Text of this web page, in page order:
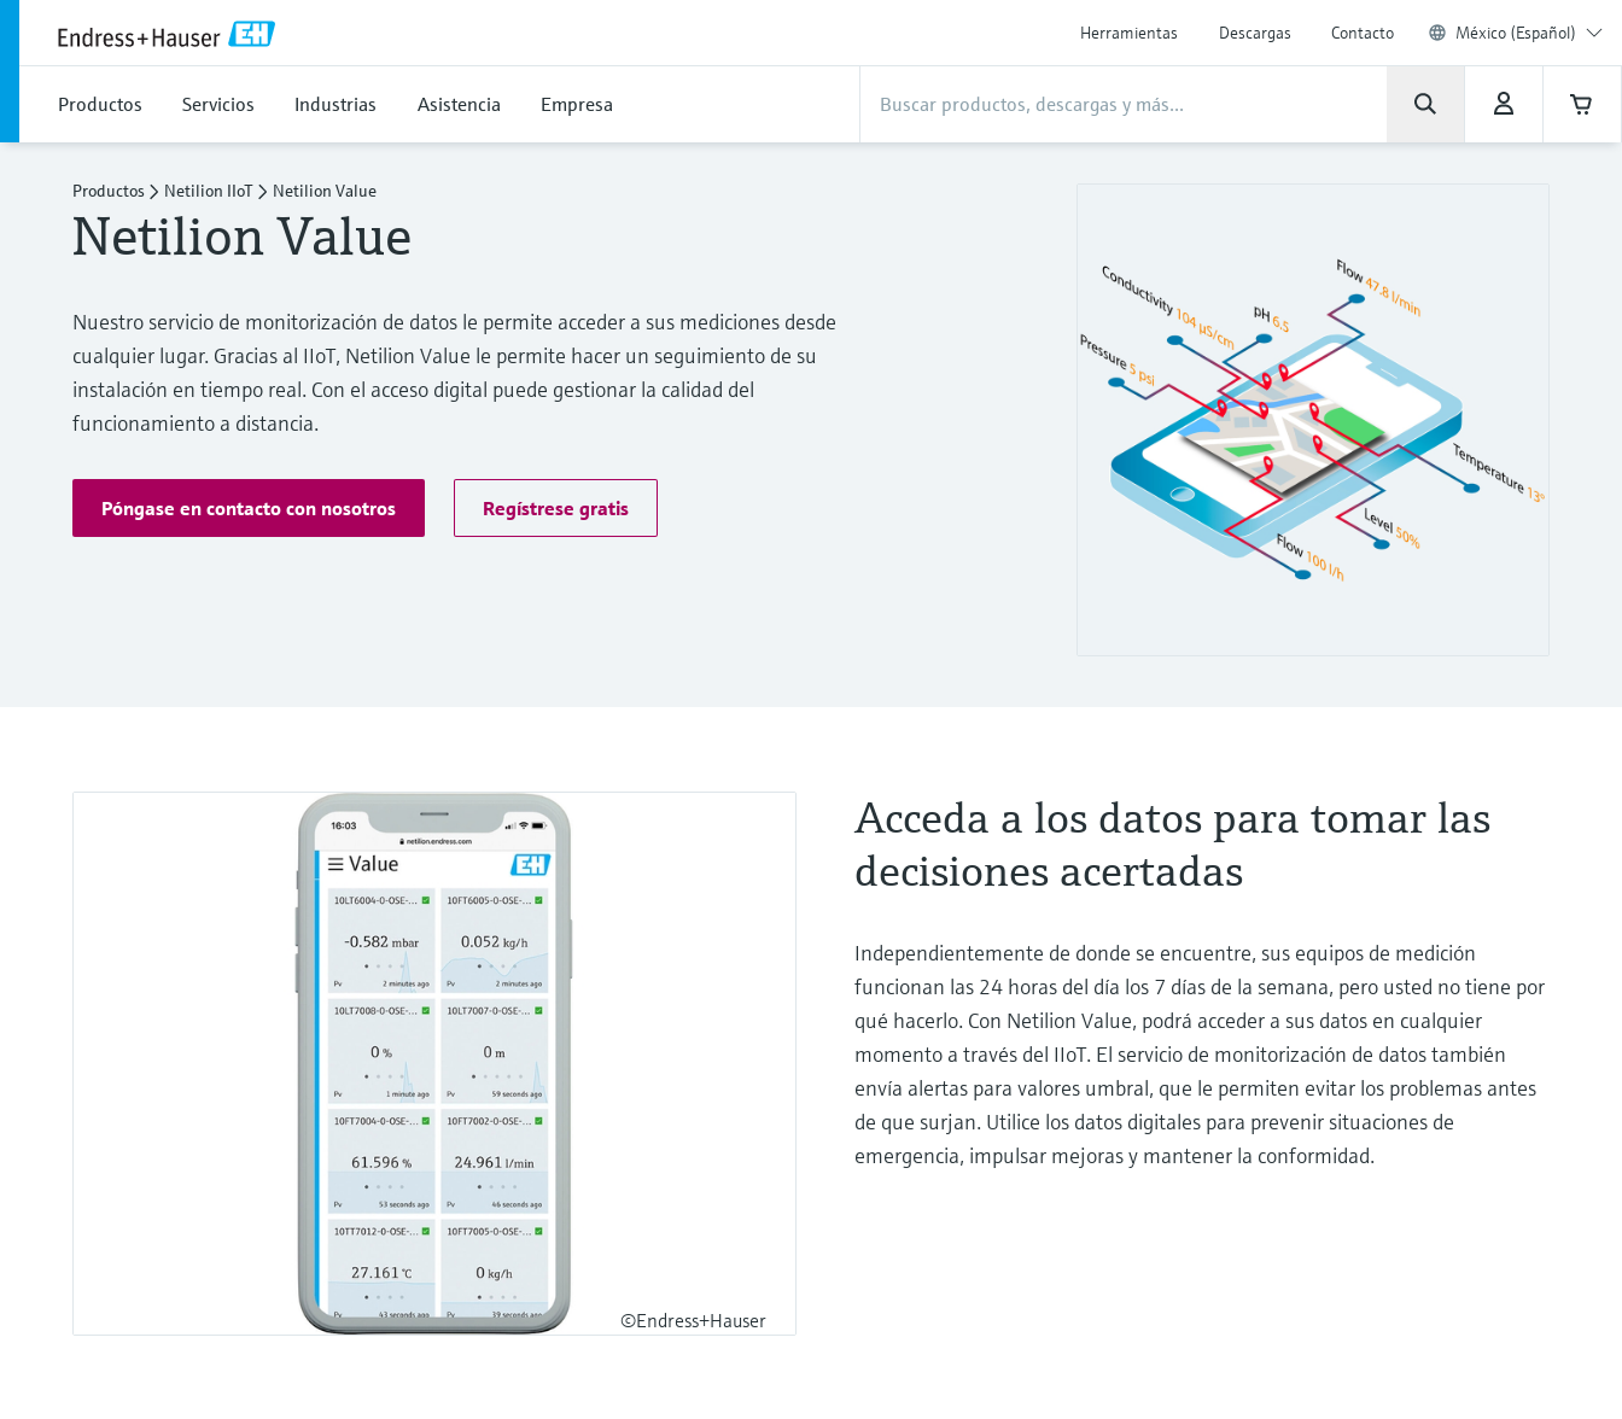
Herramientas Descargas Contacto México (Español)
Productos Servicios Industrias Asistencia Empresa
Productos Netilion IIoT Netilion Value
Netilion Value
Nuestro servicio de monitorización de datos le permite acceder a sus mediciones desde
cualquier lugar. Gracias al IIoT, Netilion Value le permite hacer un seguimiento de su
instalación en tiempo real. Con el acceso digital puede gestionar la calidad del
funcionamiento a distancia.
Póngase en contacto con nosotros Regístrese gratis
©Endress+Hauser
Acceda a los datos para tomar las
decisiones acertadas
Independientemente de donde se encuentre, sus equipos de medición
funcionan las 24 horas del día los 7 días de la semana, pero usted no tiene por
qué hacerlo. Con Netilion Value, podrá acceder a sus datos en cualquier
momento a través del IIoT. El servicio de monitorización de datos también
envía alertas para valores umbral, que le permiten evitar los problemas antes
de que surjan. Utilice los datos digitales para prevenir situaciones de
emergencia, impulsar mejoras y mantener la conformidad.